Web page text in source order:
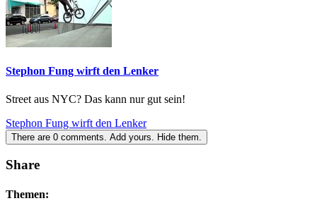
Stephon Fung wirft den Lenker
Street aus NYC? Das kann nur gut sein!
Stephon Fung wirft den Lenker
There are 0 comments. Add yours. Hide them.
Share
Themen: